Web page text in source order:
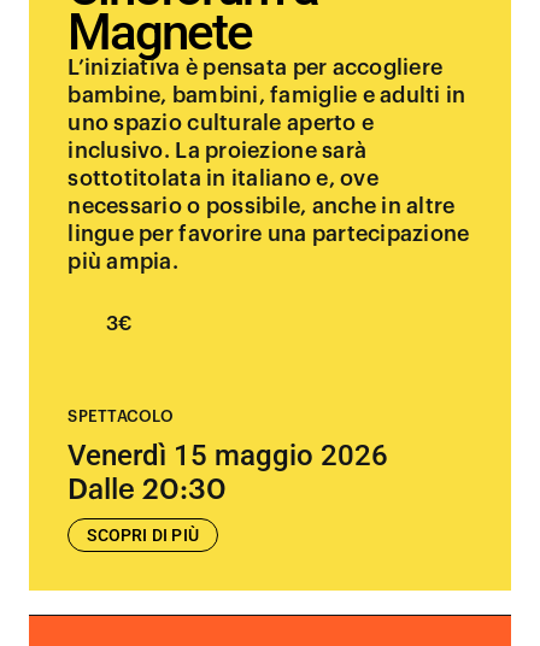
Magnete
L’iniziativa è pensata per accogliere
bambine, bambini, famiglie e adulti in
uno spazio culturale aperto e
inclusivo. La proiezione sarà
sottotitolata in italiano e, ove
necessario o possibile, anche in altre
lingue per favorire una partecipazione
più ampia.
3€
SPETTACOLO
Venerdì 15 maggio 2026
Dalle 20:30
SCOPRI DI PIÙ